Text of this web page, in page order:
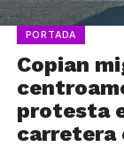
PORTADA
Copian
protesta
carretera